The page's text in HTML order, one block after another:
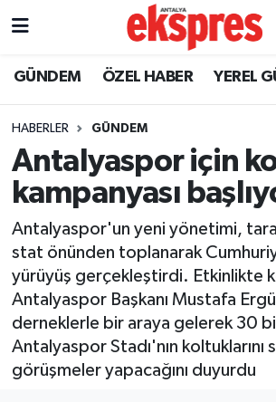
GÜNDEM ÖZEL HABER YEREL
HABERLER GÜNDEM
Antalyaspor için
kampanyası
Antalyaspor'un yeni yönetimi,
stat önünden toplanarak
yürüyüş gerçekleştirdi. Etkinlikte
Antalyaspor Başkanı Mustafa
derneklerle bir araya gelerek 30
Antalyaspor Stadı'nın koltuklarını
görüşmeler yapacağını duyurdu
ÖZEL HABER
YEREL GÜNDEM
EKONOMİ
KÜLTÜR - SANAT
SPOR
SİYASET
Nöbetçi Eczaneler
Trafik Durumu
Süper Lig Puan Durumu ve
Tüm Manşetler
Son Dakika Haberleri
Haber Arşivi